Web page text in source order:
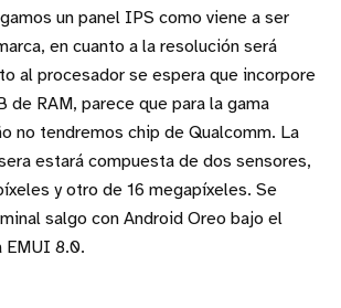
un panel IPS como viene a ser
en cuanto a la resolución será
al procesador se espera que incorpore
de RAM, parece que para la gama
no tendremos chip de Qualcomm. La
estará compuesta de dos sensores,
y otro de 16 megapíxeles. Se
salgo con Android Oreo bajo el
EMUI 8.0.